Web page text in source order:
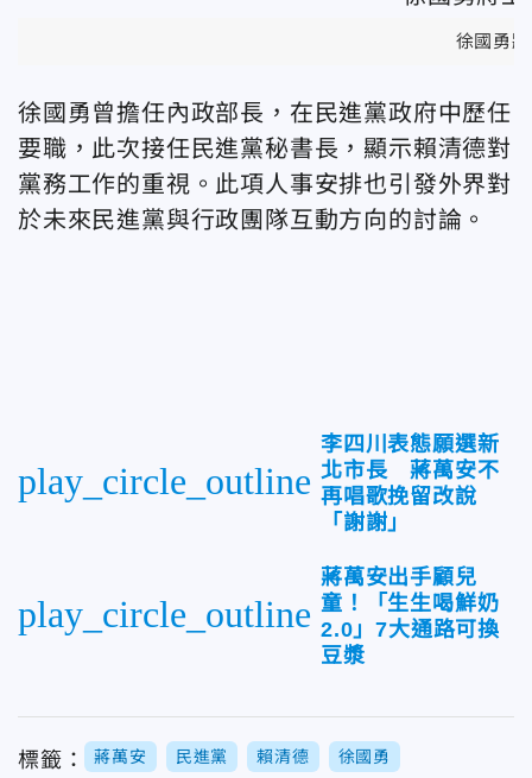
徐國勇
徐國勇曾擔任內政部長，在民進黨政府中歷任
要職，此次接任民進黨秘書長，顯示賴清德對
黨務工作的重視。此項人事安排也引發外界對
於未來民進黨與行政團隊互動方向的討論。
play_circle_outline
李四川表態願選新
北市長 蔣萬安不
再唱歌挽留改說
「謝謝」
play_circle_outline
蔣萬安出手顧兒
童！「生生喝鮮奶
2.0」7大通路可換
豆漿
標籤： 蔣萬安 民進黨 賴清德 徐國勇